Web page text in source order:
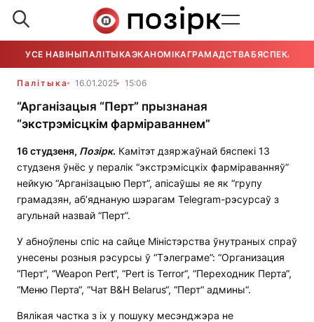
УСЕ НАВІНЫПАЛІТЫКАЭКАНОМІКАГРАМАДСТВАБЯСПЕКА
Палітыка 16.01.2025 15:06
“Арганізацыя “Перт” прызнаная
“экстрэмісцкім фарміраваннем”
16 студзеня, Позірк. Камітэт дзяржаўнай бяспекі 13
студзеня ўнёс у пералік “экстрэмісцкіх фарміраванняў”
нейкую “Арганізацыю Перт”, апісаўшы яе як “групу
грамадзян, аб’яднаную шэрагам Telegram-рэсурсаў з
агульнай назвай “Перт”.
У абноўлены спіс на сайце Міністэрства ўнутраных спраў
унесены розныя рэсурсы ў “Тэлеграме”: “Организация
“Перт“, “Weapon Pert“, “Pert is Terror“, “Переходник Перта“,
“Меню Перта“, “Чат B&H Belarus“, “Перт“ админы“.
Вялікая частка з іх у пошуку месэнджэра не